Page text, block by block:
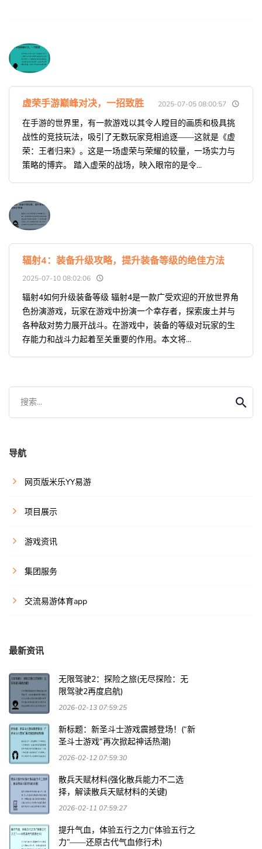
虚荣手游巅峰对决，一招致胜 2025-07-05 08:00:57
在手游的世界里，有一款游戏以其令人瞠目的画质和极具挑
战性的竞技玩法，吸引了无数玩家竞相追逐——这就是《虚
荣：王者归来》。这是一场虚荣与荣耀的较量，一场实力与
策略的博弈。 踏入虚荣的战场，映入眼帘的是令...
辐射4：装备升级攻略，提升装备等级的绝佳方法
2025-07-10 08:02:06
辐射4如何升级装备等级 辐射4是一款广受欢迎的开放世界角
色扮演游戏，玩家在游戏中扮演一个幸存者，探索废土并与
各种敌对势力展开战斗。在游戏中，装备的等级对玩家的生
存能力和战斗力起着至关重要的作用。本文将...
搜索...
导航
网页版米乐YY易游
项目展示
游戏资讯
集团服务
交流易游体育app
最新资讯
无限驾驶2：探险之旅(无尽探险：无
限驾驶2再度启航)
2026-02-13 07:59:25
新标题：新圣斗士游戏震撼登场！(“新
圣斗士游戏”再次掀起神话热潮)
2026-02-12 07:59:30
散兵天赋材料(强化散兵能力不二选
择，解读散兵天赋材料的关键)
2026-02-11 07:59:27
提升气血，体验五行之力(“体验五行之
力”——还原古代气血修行术)